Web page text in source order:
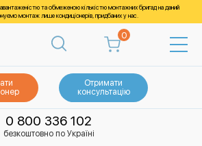
та обмеженою кількістю монтажних бригад на даний
монтаж лише кондиціонерів, придбаних у нас.
0
Отримати
консультацію
0 800 336 102
безкоштовно по Україні